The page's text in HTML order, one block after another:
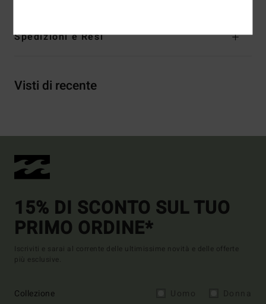
Spedizioni e Resi
Visti di recente
15% DI SCONTO SUL TUO
PRIMO ORDINE*
Iscriviti e sarai al corrente delle ultimissime novità e delle offerte
più esclusive.
Collezione